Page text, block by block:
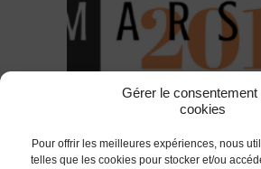
Gérer le consentement
cookies
Pour offrir les meilleures expériences, nous
telles que les cookies pour stocker et/ou
Les anniversaires à
!